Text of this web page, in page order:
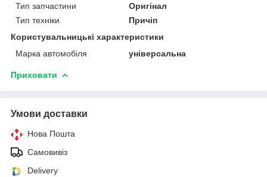
Тип запчастини
Оригінал
Тип техніки
Причіп
Користувальницькі характеристики
Марка автомобіля
універсальна
Приховати
Умови доставки
Нова Пошта
Самовивіз
Delivery